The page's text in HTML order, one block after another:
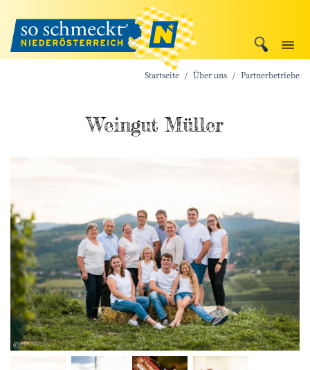
Startseite Über uns Partnerbetriebe
Weingut Müller
©Familie Müller